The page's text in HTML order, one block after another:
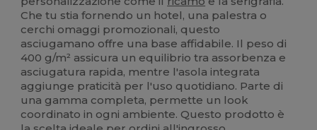
Che tu stia fornendo un hotel, una palestra o
cerchi omaggi promozionali, questo
asciugamano offre una base affidabile. Il peso di
400 g/m² assicura un equilibrio tra assorbenza e
asciugatura rapida, mentre l'asola integrata
aggiunge praticità per l'uso quotidiano. Parte di
una gamma completa, permette un look
coordinato in ogni ambiente. Questo prodotto è